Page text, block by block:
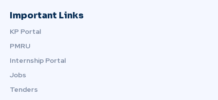
Important Links
KP Portal
PMRU
Internship Portal
Jobs
Tenders